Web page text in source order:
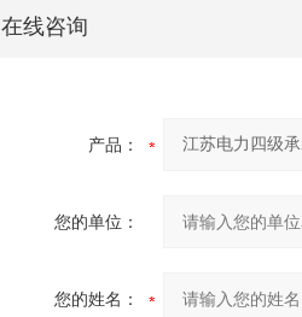
在线咨询
产品：
您的单位：
您的姓名：